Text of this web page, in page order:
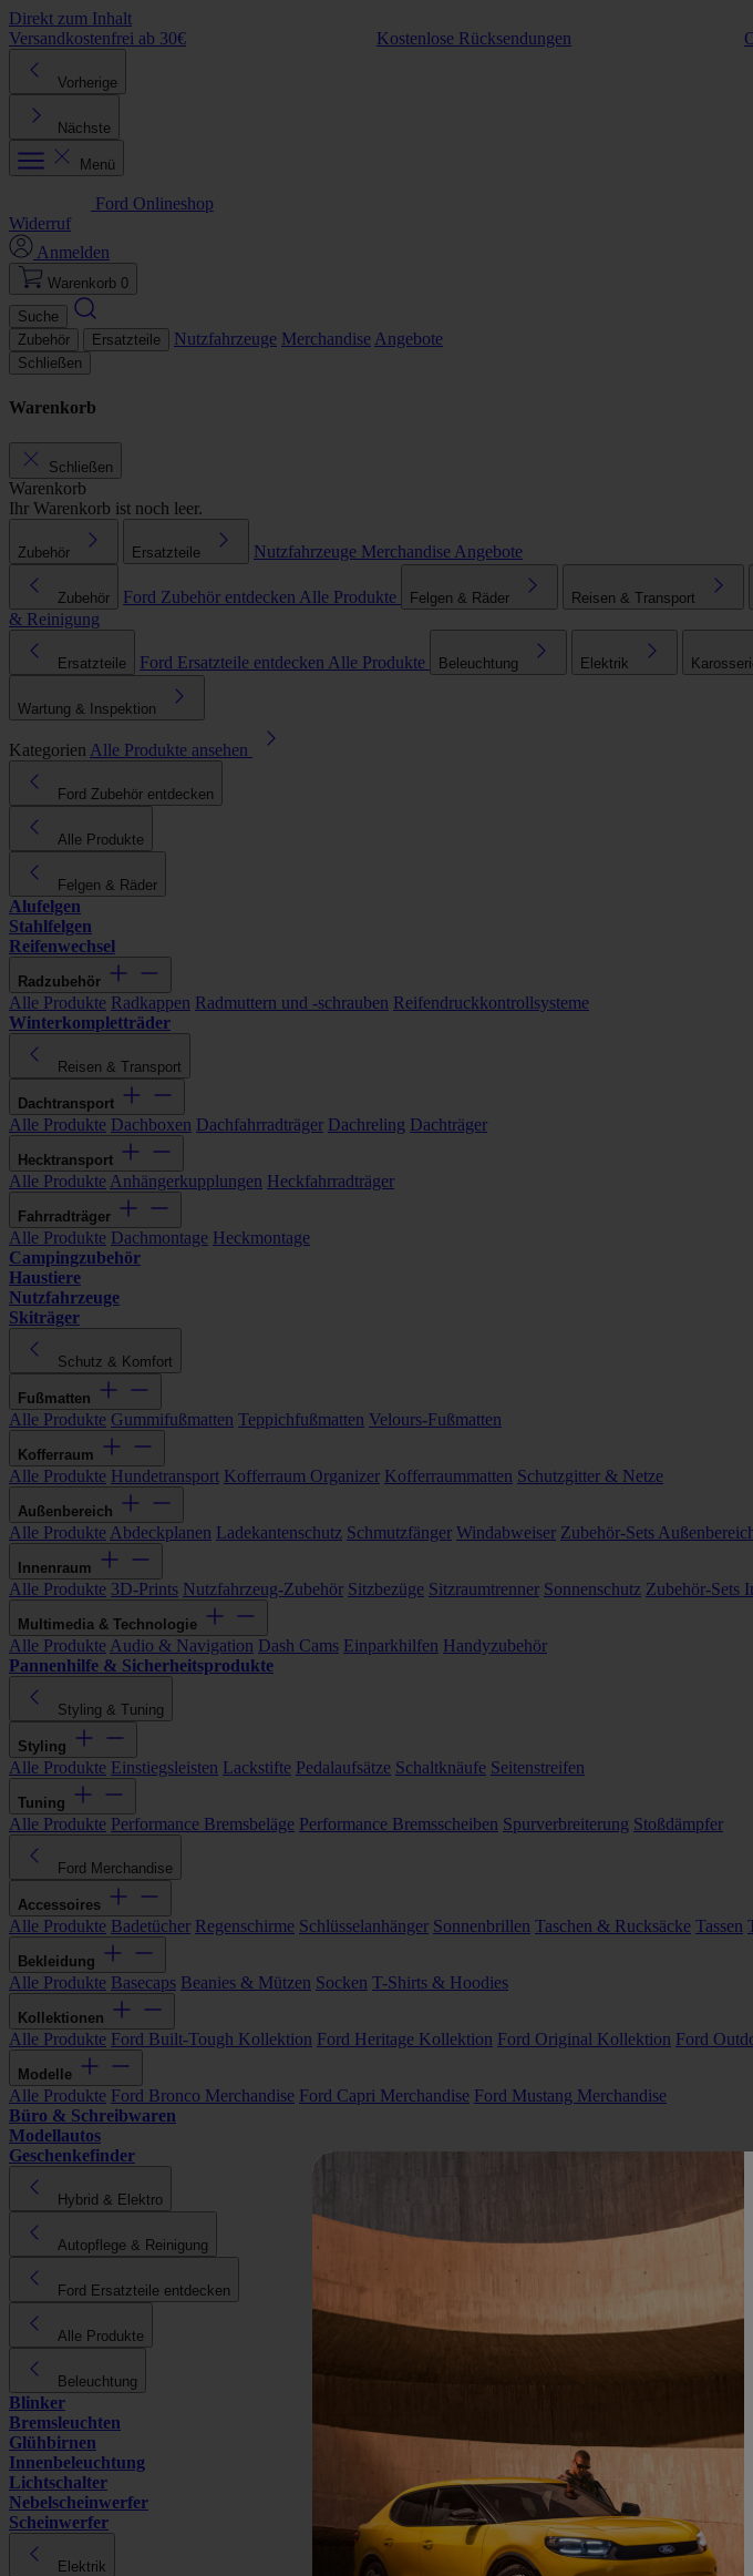
Direkt zum Inhalt
Versandkostenfrei ab 30€
Kostenlose Rücksendungen
Vorherige
Nächste
Menü
Ford Onlineshop
Widerruf
Anmelden
Warenkorb 0
Suche
Zubehör
Ersatzteile Nutzfahrzeuge Merchandise Angebote
Schließen
Warenkorb
Schließen
Warenkorb
Ihr Warenkorb ist noch leer.
Zubehör Ersatzteile Nutzfahrzeuge Merchandise Angebote
Zubehör Ford Zubehör entdecken Alle Produkte Felgen & Räder Reisen & Transport
& Reinigung
Ersatzteile Ford Ersatzteile entdecken Alle Produkte Beleuchtung Elektrik
Wartung & Inspektion
Kategorien Alle Produkte ansehen
Ford Zubehör entdecken
Alle Produkte
Felgen & Räder
Alufelgen
Stahlfelgen
Reifenwechsel
Radzubehör
Alle Produkte Radkappen Radmuttern und -schrauben Reifendruckkontrollsysteme
Winterkompletträder
Reisen & Transport
Dachtransport
Alle Produkte Dachboxen Dachfahrradträger Dachreling Dachträger
Hecktransport
Alle Produkte Anhängerkupplungen Heckfahrradträger
Fahrradträger
Alle Produkte Dachmontage Heckmontage
Campingzubehör
Haustiere
Nutzfahrzeuge
Skiträger
Schutz & Komfort
Fußmatten
Alle Produkte Gummifußmatten Teppichfußmatten Velours-Fußmatten
Kofferraum
Alle Produkte Hundetransport Kofferraum Organizer Kofferraummatten Schutzgitter & Netze
Außenbereich
Alle Produkte Abdeckplanen Ladekantenschutz Schmutzfänger Windabweiser Zubehör-Sets
Innenraum
Alle Produkte 3D-Prints Nutzfahrzeug-Zubehör Sitzbezüge Sitzraumtrenner Sonnenschutz Zubehör-Sets
Multimedia & Technologie
Alle Produkte Audio & Navigation Dash Cams Einparkhilfen Handyzubehör
Pannenhilfe & Sicherheitsprodukte
Styling & Tuning
Styling
Alle Produkte Einstiegsleisten Lackstifte Pedalaufsätze Schaltknäufe Seitenstreifen
Tuning
Alle Produkte Performance Bremsbeläge Performance Bremsscheiben Spurverbreiterung Stoßdämpfer
Ford Merchandise
Accessoires
Alle Produkte Badetücher Regenschirme Schlüsselanhänger Sonnenbrillen Taschen & Rucksäcke Tassen
Bekleidung
Alle Produkte Basecaps Beanies & Mützen Socken T-Shirts & Hoodies
Kollektionen
Alle Produkte Ford Built-Tough Kollektion Ford Heritage Kollektion Ford Original Kollektion Ford
Modelle
Alle Produkte Ford Bronco Merchandise Ford Capri Merchandise Ford Mustang Merchandise
Büro & Schreibwaren
Modellautos
Geschenkefinder
Hybrid & Elektro
Autopflege & Reinigung
Ford Ersatzteile entdecken
Alle Produkte
Beleuchtung
Blinker
Bremsleuchten
Glühbirnen
Innenbeleuchtung
Lichtschalter
Nebelscheinwerfer
Scheinwerfer
Elektrik